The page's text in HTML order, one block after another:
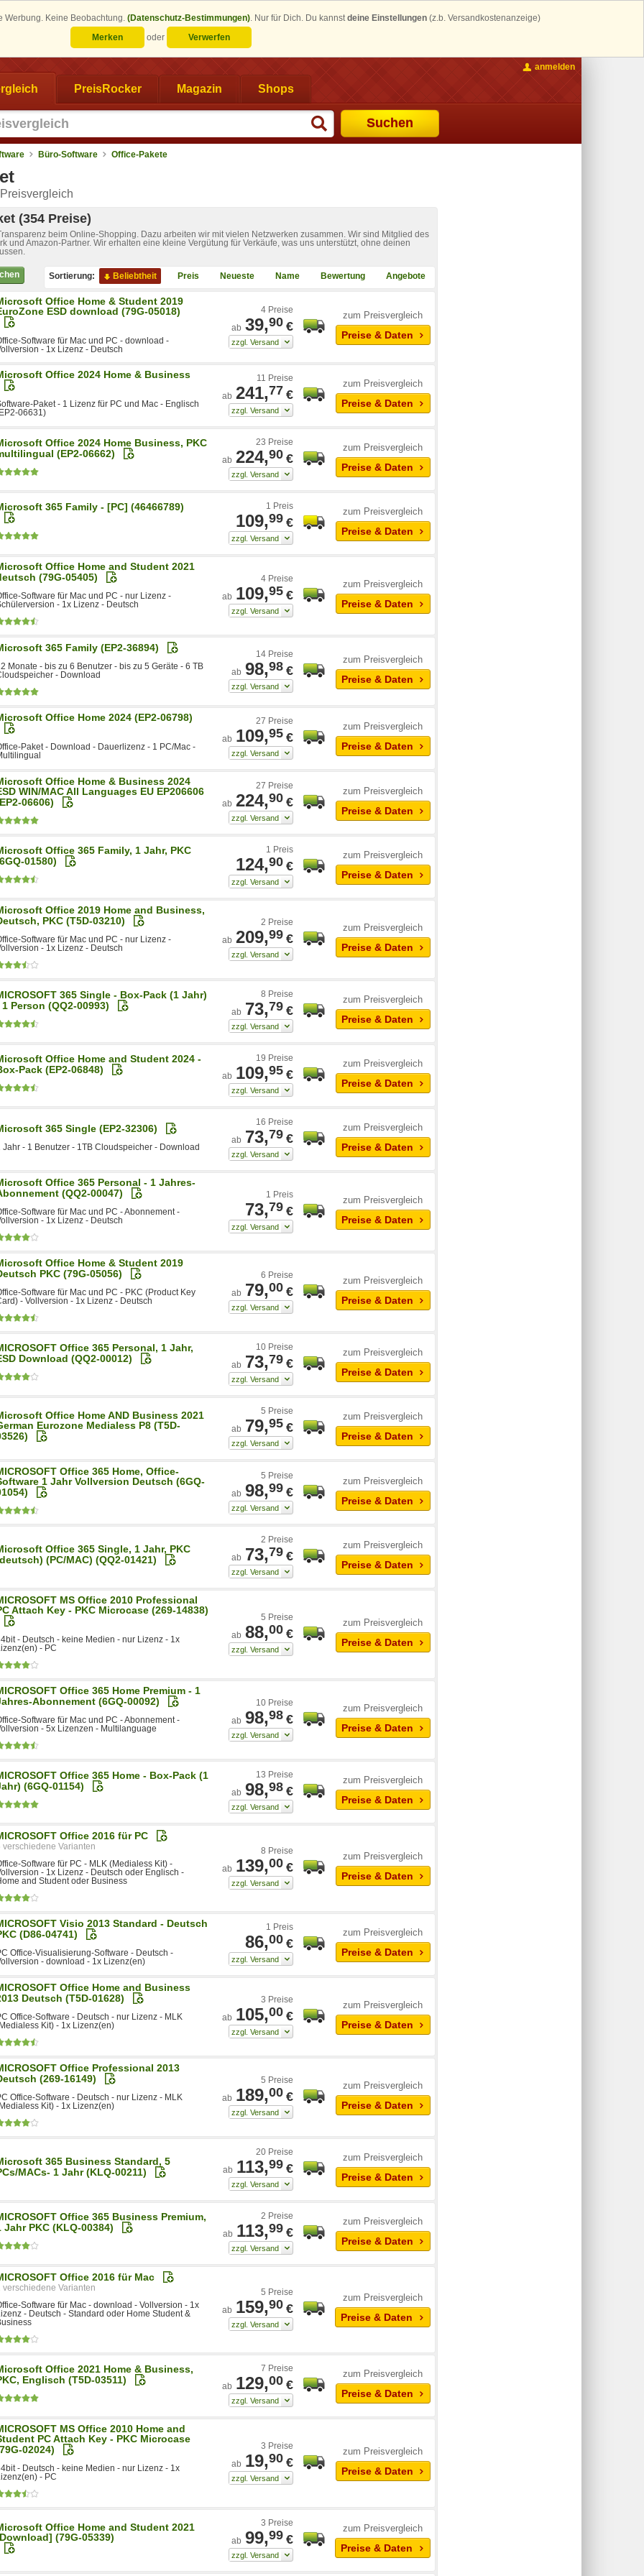
Werbung. Keine Beobachtung. (Datenschutz-Bestimmungen). Nur für Dich. Du kannstdeine Einstellungen (z.b. Versandkostenanzeige)
Merken
oder Verwerfen
PreisRocker Magazin Shops
Suchen
anmelden
Büro-Software Office-Pakete
(354 Preise)
beim Online-Shopping. Dazu arbeiten wir mit vielen Netzwerken zusammen. Wir sind Mitglied des
und Amazon-Partner. Wir erhalten eine kleine Vergütung für Verkäufe, was uns unterstützt, ohne deinen
Sortierung: Beliebtheit Preis Neueste Name Bewertung Angebote
Office Home & Student 2019
ESD download (79G-05018)
Software für Mac und PC - download -
- 1x Lizenz - Deutsch
4 Preise
ab 39,90 €
zum Preisvergleich
Preise & Daten
Office 2024 Home & Business
Paket - 1 Lizenz für PC und Mac - Englisch
06631)
11 Preise
ab 241,77 €
zum Preisvergleich
Preise & Daten
Office 2024 Home Business, PKC
(EP2-06662)
23 Preise
ab 224,90 €
zum Preisvergleich
Preise & Daten
365 Family - [PC] (46466789) 1 Preis
109,99 €
zum Preisvergleich
Preise & Daten
Office Home and Student 2021
(79G-05405)
Software für Mac und PC - nur Lizenz -
- 1x Lizenz - Deutsch
4 Preise
ab 109,95 €
zum Preisvergleich
Preise & Daten
365 Family (EP2-36894)
Monate - bis zu 6 Benutzer - bis zu 5 Geräte - 6 TB
- Download
14 Preise
ab 98,98 €
zum Preisvergleich
Preise & Daten
Office Home 2024 (EP2-06798)
Paket - Download - Dauerlizenz - 1 PC/Mac -
27 Preise
ab 109,95 €
zum Preisvergleich
Preise & Daten
Office Home & Business 2024
WIN/MAC All Languages EU EP206606
06606)
27 Preise
ab 224,90 €
zum Preisvergleich
Preise & Daten
Office 365 Family, 1 Jahr, PKC
01580)
1 Preis
124,90 €
zum Preisvergleich
Preise & Daten
Office 2019 Home and Business,
PKC (T5D-03210)
Software für Mac und PC - nur Lizenz -
- 1x Lizenz - Deutsch
2 Preise
ab 209,99 €
zum Preisvergleich
Preise & Daten
365 Single - Box-Pack (1 Jahr)
1 Person (QQ2-00993)
8 Preise
ab 73,79 €
zum Preisvergleich
Preise & Daten
Office Home and Student 2024 -
Pack (EP2-06848)
19 Preise
ab 109,95 €
zum Preisvergleich
Preise & Daten
365 Single (EP2-32306)
Jahr - 1 Benutzer - 1TB Cloudspeicher - Download
16 Preise
ab 73,79 €
zum Preisvergleich
Preise & Daten
Office 365 Personal - 1 Jahres-
(QQ2-00047)
Software für Mac und PC - Abonnement -
- 1x Lizenz - Deutsch
1 Preis
73,79 €
zum Preisvergleich
Preise & Daten
Office Home & Student 2019
PKC (79G-05056)
Software für Mac und PC - PKC (Product Key
- Vollversion - 1x Lizenz - Deutsch
6 Preise
ab 79,00 €
zum Preisvergleich
Preise & Daten
Office 365 Personal, 1 Jahr,
Download (QQ2-00012)
10 Preise
ab 73,79 €
zum Preisvergleich
Preise & Daten
Office Home AND Business 2021
Eurozone Medialess P8 (T5D-
5 Preise
ab 79,95 €
zum Preisvergleich
Preise & Daten
Office 365 Home, Office-
1 Jahr Vollversion Deutsch (6GQ-
5 Preise
ab 98,99 €
zum Preisvergleich
Preise & Daten
Office 365 Single, 1 Jahr, PKC
(PC/MAC) (QQ2-01421)
2 Preise
ab 73,79 €
zum Preisvergleich
Preise & Daten
MS Office 2010 Professional
Attach Key - PKC Microcase (269-14838)
- Deutsch - keine Medien - nur Lizenz - 1x
- PC
5 Preise
ab 88,00 €
zum Preisvergleich
Preise & Daten
Office 365 Home Premium - 1
Abonnement (6GQ-00092)
Software für Mac und PC - Abonnement -
- 5x Lizenzen - Multilanguage
10 Preise
ab 98,98 €
zum Preisvergleich
Preise & Daten
Office 365 Home - Box-Pack (1
(6GQ-01154)
13 Preise
ab 98,98 €
zum Preisvergleich
Preise & Daten
Office 2016 für PC
Software für PC - MLK (Medialess Kit) -
- 1x Lizenz - Deutsch oder Englisch -
and Student oder Business
8 Preise
ab 139,00 €
zum Preisvergleich
Preise & Daten
Visio 2013 Standard - Deutsch
(D86-04741)
Office-Visualisierung-Software - Deutsch -
- download - 1x Lizenz(en)
1 Preis
86,00 €
zum Preisvergleich
Preise & Daten
Office Home and Business
Deutsch (T5D-01628)
Office-Software - Deutsch - nur Lizenz - MLK
Kit) - 1x Lizenz(en)
3 Preise
ab 105,00 €
zum Preisvergleich
Preise & Daten
Office Professional 2013
(269-16149)
Office-Software - Deutsch - nur Lizenz - MLK
Kit) - 1x Lizenz(en)
5 Preise
ab 189,00 €
zum Preisvergleich
Preise & Daten
365 Business Standard, 5
MACs- 1 Jahr (KLQ-00211)
20 Preise
ab 113,99 €
zum Preisvergleich
Preise & Daten
Office 365 Business Premium,
Jahr PKC (KLQ-00384)
2 Preise
ab 113,99 €
zum Preisvergleich
Preise & Daten
Office 2016 für Mac
Software für Mac - download - Vollversion - 1x
- Deutsch - Standard oder Home Student &
5 Preise
ab 159,90 €
zum Preisvergleich
Preise & Daten
Office 2021 Home & Business,
Englisch (T5D-03511)
7 Preise
ab 129,00 €
zum Preisvergleich
Preise & Daten
MS Office 2010 Home and
PC Attach Key - PKC Microcase
02024)
- Deutsch - keine Medien - nur Lizenz - 1x
- PC
3 Preise
ab 19,90 €
zum Preisvergleich
Preise & Daten
Office Home and Student 2021
(79G-05339)
3 Preise
ab 99,99 €
zum Preisvergleich
Preise & Daten